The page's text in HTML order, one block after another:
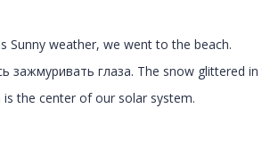
Sunny weather, we went to the beach.
зажмуривать глаза. The snow glittered
the center of our solar system.